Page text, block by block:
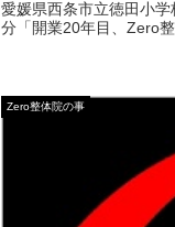
愛媛県西条市立徳田小
分「開業20年目、Zero
Zero整体院の事